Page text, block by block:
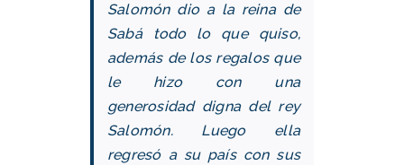
Salomón dio a la reina de
Sabá todo lo que quiso,
además de los regalos que
le hizo con una
generosidad digna del rey
Salomón. Luego ella
regresó a su país con sus